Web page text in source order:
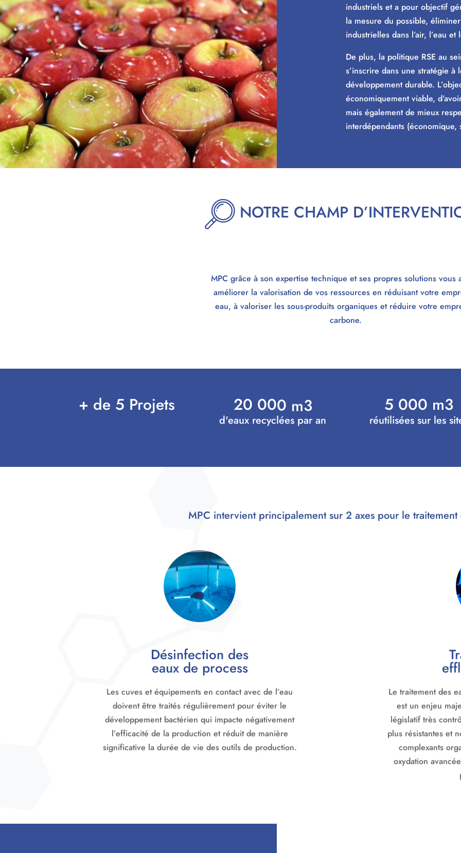
industriels et a pour objectif
la mesure du possible,
industrielles dans l’air, l’eau et
De plus, la politique RSE au
s’inscrire dans une stratégie
développement durable.
économiquement viable,
mais également de mieux
interdépendants
NOTRE CHAMP
MPC grâce à son expertise technique et ses propres solutions vous
améliorer la valorisation de vos ressources en réduisant votre
eau, à valoriser les sous-produits organiques et réduire votre
carbone.
+ de 5 Projets 20 000 m3
d'eaux recyclées par an
5 000 m3
réutilisées sur les
MPC intervient principalement sur 2 axes pour le traitement
Désinfection des
eaux de process
Les cuves et équipements en contact avec de l’eau
doivent être traités régulièrement pour éviter le
développement bactérien qui impacte négativement
l’efficacité de la production et réduit de manière
significative la durée de vie des outils de production.
Le traitement des
est un enjeu
législatif très
plus résistantes et
complexants
oxydation